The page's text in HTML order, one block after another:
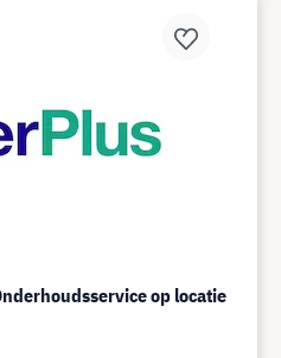
op locatie